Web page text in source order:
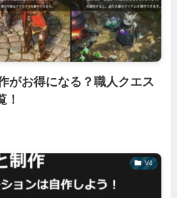
がお得になる？職人クエス
！
V4